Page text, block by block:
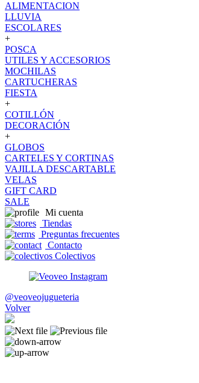
ALIMENTACION
LLUVIA
ESCOLARES
+
POSCA
UTILES Y ACCESORIOS
MOCHILAS
CARTUCHERAS
FIESTA
+
COTILLÓN
DECORACIÓN
+
GLOBOS
CARTELES Y CORTINAS
VAJILLA DESCARTABLE
VELAS
GIFT CARD
SALE
Mi cuenta
Tiendas
Preguntas frecuentes
Contacto
Colectivos
@veoveojugueteria
Volver